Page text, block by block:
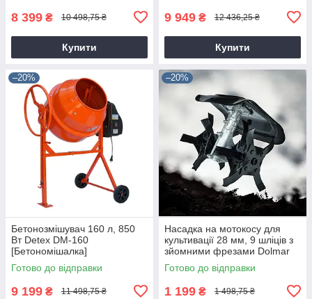
8 399 ₴ 10 498,75 ₴
Купити
9 949 ₴ 12 436,25 ₴
Купити
–20%
Бетонозмішувач 160 л, 850
Вт Detex DM-160
[Бетономішалка]
Готово до відправки
9 199 ₴ 11 498,75 ₴
–20%
Насадка на мотокосу для
культивації 28 мм, 9 шліців з
зйомними фрезами Dolmar
9T28
Готово до відправки
1 199 ₴ 1 498,75 ₴